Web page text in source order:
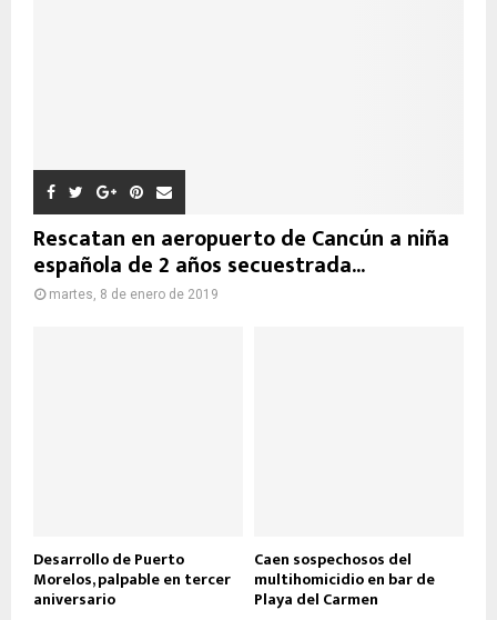
Rescatan en aeropuerto de Cancún a niña
española de 2 años secuestrada...
martes, 8 de enero de 2019
Desarrollo de Puerto
Morelos, palpable en tercer
aniversario
Caen sospechosos del
multihomicidio en bar de
Playa del Carmen